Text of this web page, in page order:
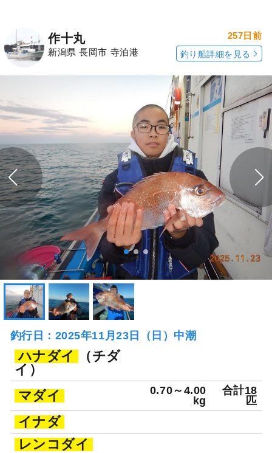
作十丸
新潟県 長岡市 寺泊港
257日前
釣り船詳細を見る
釣行日：2025年11月23日（日）中潮
ハナダイ
（チダ
イ）
マダイ
0.70～4.00
kg
合計18
匹
イナダ
レンコダイ